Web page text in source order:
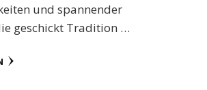
und spannender
geschickt Tradition …